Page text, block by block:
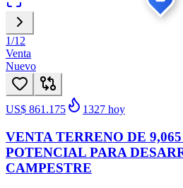
1/12
Venta
Nuevo
US$ 861.175 1327 hoy
VENTA TERRENO DE
POTENCIAL PARA
CAMPESTRE